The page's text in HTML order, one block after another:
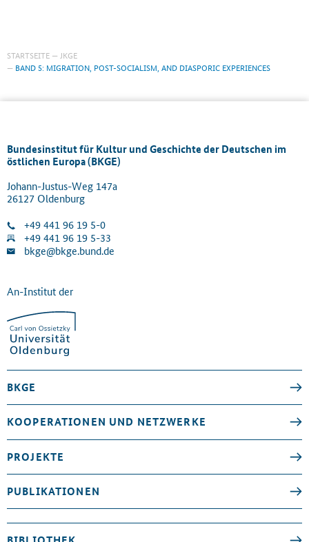
STARTSEITE
JKGE
BAND 5: MIGRATION, POST-SOCIALISM, AND DIASPORIC EXPERIENCES
Bundesinstitut für Kultur und Geschichte der Deutschen im
östlichen Europa (BKGE)
Johann-Justus-Weg 147a
26127 Oldenburg
+49 441 96 19 5-0
+49 441 96 19 5-33
bkge@bkge.bund.de
An-Institut der
BKGE
KOOPERATIONEN UND NETZWERKE
PROJEKTE
PUBLIKATIONEN